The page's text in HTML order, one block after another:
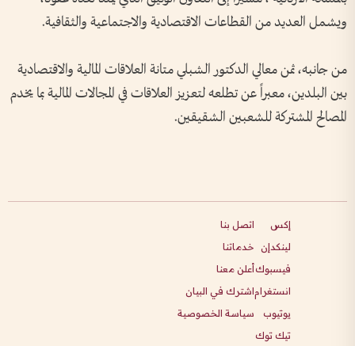
ويشمل العديد من القطاعات الاقتصادية والاجتماعية والثقافية.
من جانبه، ثمن معالي الدكتور الشبلي متانة العلاقات المالية والاقتصادية
بين البلدين، معبراً عن تطلعه لتعزيز العلاقات في المجالات المالية بما يخدم
المصالح المشتركة للشعبين الشقيقين.
إكس
لينكدإن
فيسبوك
انستغرام
يوتيوب
تيك توك
اتصل بنا
خدماتنا
أعلن معنا
اشترك في البيان
سياسة الخصوصية